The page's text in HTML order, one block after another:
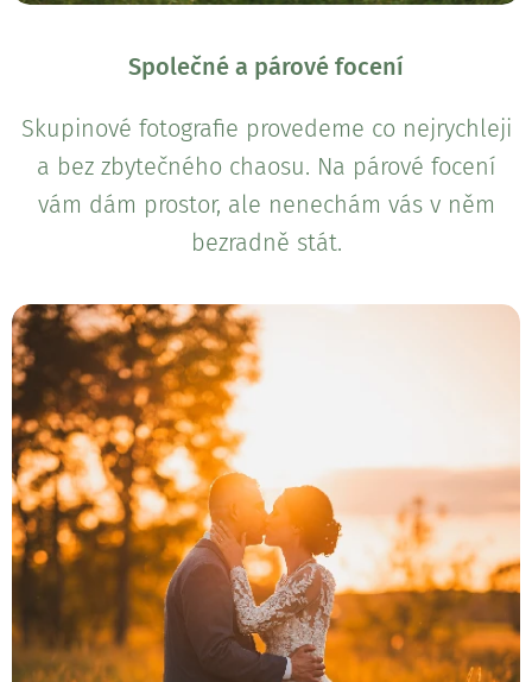
Společné a párové focení
Skupinové fotografie provedeme co nejrychleji
a bez zbytečného chaosu. Na párové focení
vám dám prostor, ale nenechám vás v něm
bezradně stát.